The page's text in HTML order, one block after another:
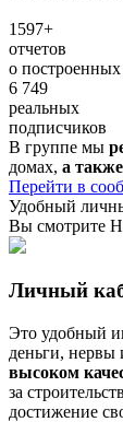
1597+
отчетов
о
6 749
реальных
подписчиков
В группе мы
домах, а
Перейти в
Удобный
Вы смотрите
Личный
Это удобный
деньги, нервы
высоком
за
достижение